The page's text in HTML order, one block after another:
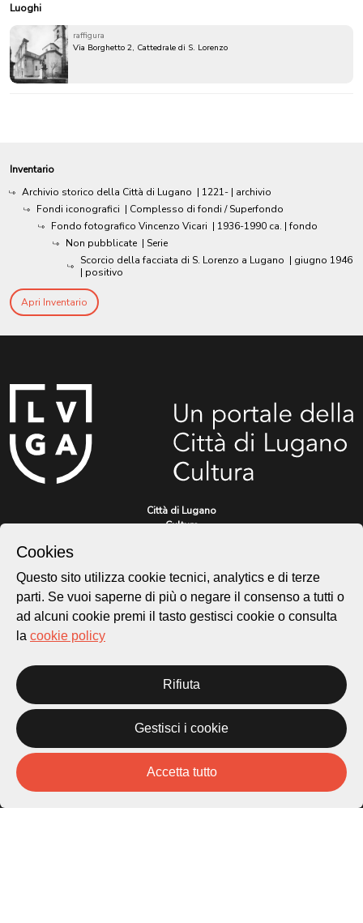
Luoghi
raffigura
Via Borghetto 2, Cattedrale di S. Lorenzo
Inventario
Archivio storico della Città di Lugano | 1221- | archivio
Fondi iconografici | Complesso di fondi / Superfondo
Fondo fotografico Vincenzo Vicari | 1936-1990 ca. | fondo
Non pubblicate | Serie
Scorcio della facciata di S. Lorenzo a Lugano | giugno 1946
| positivo
Apri Inventario
Città di Lugano
Cultura
Piazza Carlo Cattaneo 1
6976 Castagnola
t. +41 58 866 68 50
lugano.ch
Cookie policy
Cookies
Questo sito utilizza cookie tecnici, analytics e di terze
parti. Se vuoi saperne di più o negare il consenso a tutti o
ad alcuni cookie premi il tasto gestisci cookie o consulta
la cookie policy
Rifiuta
Gestisci i cookie
Accetta tutto